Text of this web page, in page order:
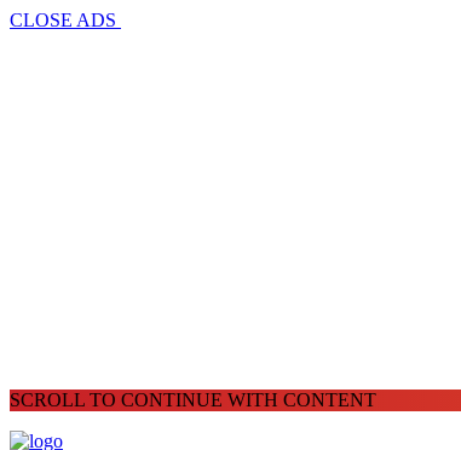
CLOSE ADS
SCROLL TO CONTINUE WITH CONTENT